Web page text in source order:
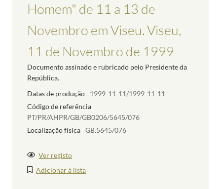
Homem" de 11 a 13 de
Novembro em Viseu. Viseu,
11 de Novembro de 1999
Documento assinado e rubricado pelo Presidente da
República.
Datas de produção
1999-11-11/1999-11-11
Código de referência
PT/PR/AHPR/GB/GB0206/5645/076
Localização física GB.5645/076
Ver registo
Adicionar à lista